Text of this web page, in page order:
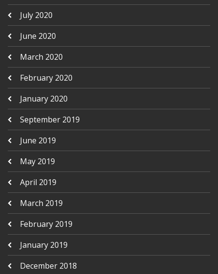
July 2020
June 2020
March 2020
February 2020
January 2020
September 2019
June 2019
May 2019
April 2019
March 2019
February 2019
January 2019
December 2018